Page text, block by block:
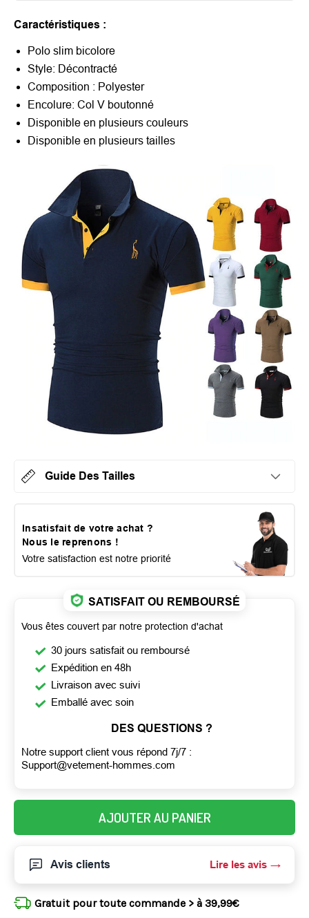
Caractéristiques :
Polo slim bicolore
Style: Décontracté
Composition : Polyester
Encolure: Col V boutonné
Disponible en plusieurs couleurs
Disponible en plusieurs tailles
Guide Des Tailles
Insatisfait de votre achat ?
Nous le reprenons !
Votre satisfaction est notre priorité
SATISFAIT OU REMBOURSÉ
Vous êtes couvert par notre protection d'achat
30 jours satisfait ou remboursé
Expédition en 48h
Livraison avec suivi
Emballé avec soin
DES QUESTIONS ?
Notre support client vous répond 7j/7 :
Support@vetement-hommes.com
AJOUTER AU PANIER
Avis clients Lire les avis
Gratuit pour toute commande > à 39,99€